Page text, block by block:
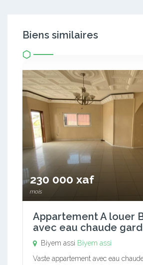
Biens similaires
230 000 xaf
mois
Appartement A louer
avec eau chaude
Biyem assi Biyem assi
Vaste appartement avec eau